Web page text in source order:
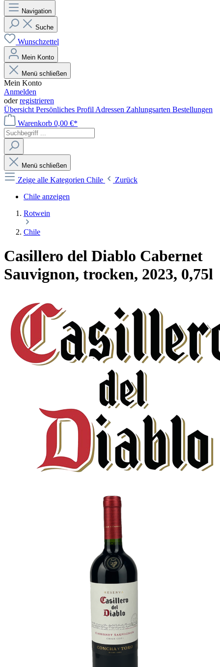
Navigation
Suche
Wunschzettel
Mein Konto
Menü schließen
Mein Konto
Anmelden
oderregistrieren
Übersicht Persönliches Profil Adressen Zahlungsarten Bestellungen
Warenkorb 0,00 €*
Menü schließen
Zeige alle Kategorien Chile
Zurück
Chile anzeigen
Rotwein
Chile
Casillero del Diablo Cabernet
Sauvignon, trocken, 2023, 0,75l